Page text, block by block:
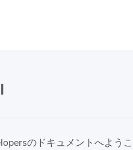
のドキュメントへよう